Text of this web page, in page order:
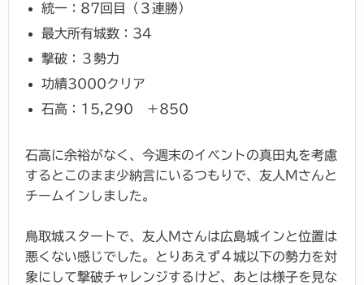
統一：87回目（３連勝）
最大所有城数：34
撃破：３勢力
功績3000クリア
石高：15,290 ＋850
石高に余裕がなく、今週末のイベントの真田丸を考慮
するとこのまま少納言にいるつもりで、友人Mさんと
チームインしました。
鳥取城スタートで、友人Mさんは広島城インと位置は
悪くない感じでした。とりあえず４城以下の勢力を対
象にして撃破チャレンジするけど、あとは様子を見な